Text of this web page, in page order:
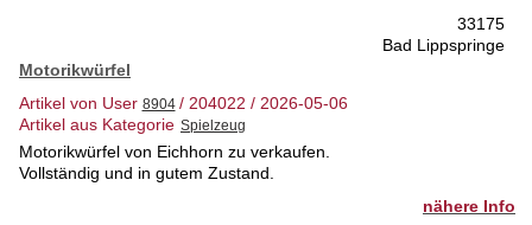
33175
Bad Lippspringe
Motorikwürfel
Artikel von User
/ 204022 / 2026-05-06
Artikel aus Kategorie
Motorikwürfel von Eichhorn zu verkaufen.
Vollständig und in gutem Zustand.
nähere Info